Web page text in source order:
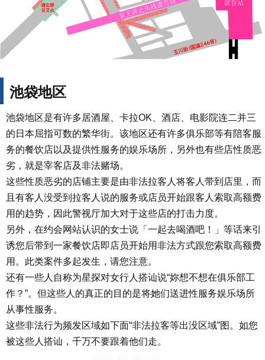
池袋地区
池袋地区是有许多居酒屋、卡拉OK、酒店、电影院连二并三
的日本屈指可数的繁华街。该地区还有许多俱乐部等有陪客服
务的餐饮店以及提供性服务的娱乐场所，另外也有些店性质恶
劣，就是宰客店及非法赌场。
这些性质恶劣的店铺主要是由非法拉客人将客人带到店里，而
且有客人没受到拉客人说的服务或店员开始跟客人索取高额费
用的趋势，因此警视厅加大对于这些店的打击力度。
另外，在约会网站认识的女士说「一起去喝酒吧！」等话来引
诱您后带到一家餐饮店即店员开始用非法方式跟您索取高额费
用。此类案件多起发生，请您注意。
还有一些人自称为星探对女行人搭讪说“妳想不想在俱乐部工
作？”。但这些人的真正的目的是将她们送进性服务娱乐场所
从事性服务。
这些非法行为频发区域如下面“非法拉客等出没区域”图。如您
被这些人搭讪，千万不要跟着他们走。